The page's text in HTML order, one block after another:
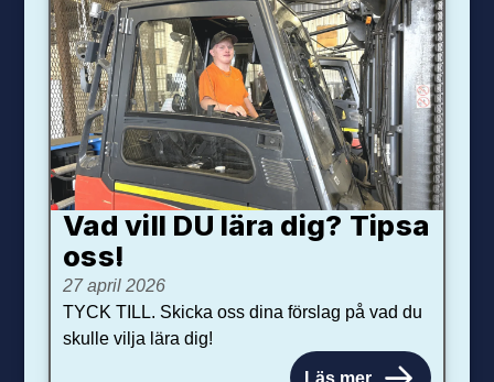
Vad vill DU lära dig? Tipsa
oss!
27 april 2026
TYCK TILL. Skicka oss dina förslag på vad du
skulle vilja lära dig!
Läs mer